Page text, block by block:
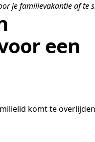
je familievakantie af te
een
komt te